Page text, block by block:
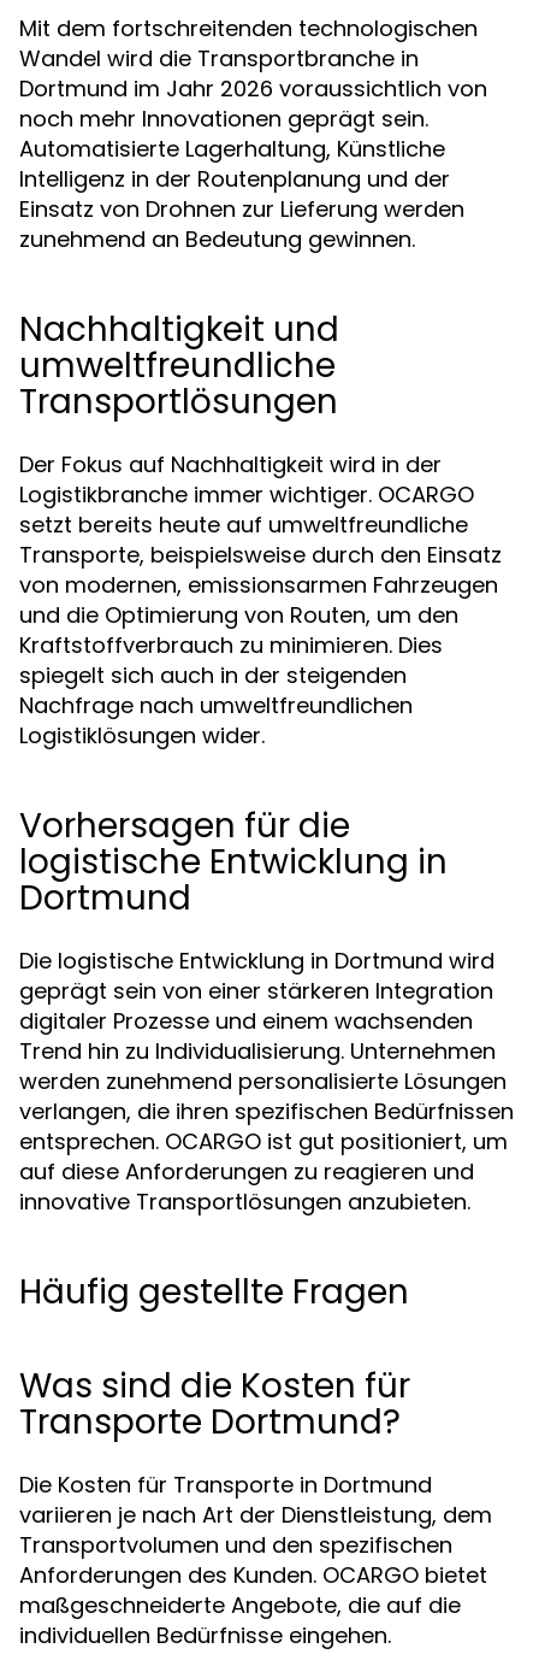
Mit dem fortschreitenden technologischen
Wandel wird die Transportbranche in
Dortmund im Jahr 2026 voraussichtlich von
noch mehr Innovationen geprägt sein.
Automatisierte Lagerhaltung, Künstliche
Intelligenz in der Routenplanung und der
Einsatz von Drohnen zur Lieferung werden
zunehmend an Bedeutung gewinnen.
Nachhaltigkeit und
umweltfreundliche
Transportlösungen
Der Fokus auf Nachhaltigkeit wird in der
Logistikbranche immer wichtiger. OCARGO
setzt bereits heute auf umweltfreundliche
Transporte, beispielsweise durch den Einsatz
von modernen, emissionsarmen Fahrzeugen
und die Optimierung von Routen, um den
Kraftstoffverbrauch zu minimieren. Dies
spiegelt sich auch in der steigenden
Nachfrage nach umweltfreundlichen
Logistiklösungen wider.
Vorhersagen für die
logistische Entwicklung in
Dortmund
Die logistische Entwicklung in Dortmund wird
geprägt sein von einer stärkeren Integration
digitaler Prozesse und einem wachsenden
Trend hin zu Individualisierung. Unternehmen
werden zunehmend personalisierte Lösungen
verlangen, die ihren spezifischen Bedürfnissen
entsprechen. OCARGO ist gut positioniert, um
auf diese Anforderungen zu reagieren und
innovative Transportlösungen anzubieten.
Häufig gestellte Fragen
Was sind die Kosten für
Transporte Dortmund?
Die Kosten für Transporte in Dortmund
variieren je nach Art der Dienstleistung, dem
Transportvolumen und den spezifischen
Anforderungen des Kunden. OCARGO bietet
maßgeschneiderte Angebote, die auf die
individuellen Bedürfnisse eingehen.